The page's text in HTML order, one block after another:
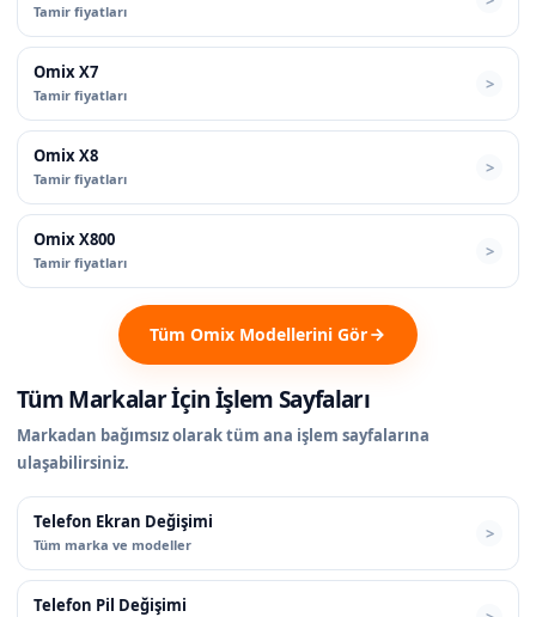
Tamir fiyatları
Omix X7
Tamir fiyatları
Omix X8
Tamir fiyatları
Omix X800
Tamir fiyatları
Tüm Omix Modellerini Gör
Tüm Markalar İçin İşlem Sayfaları
Markadan bağımsız olarak tüm ana işlem sayfalarına
ulaşabilirsiniz.
Telefon Ekran Değişimi
Tüm marka ve modeller
Telefon Pil Değişimi